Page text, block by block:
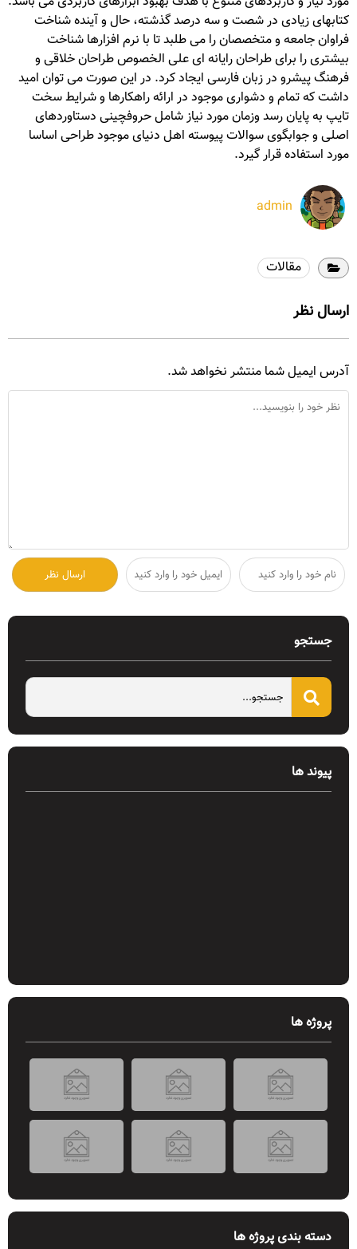
کتابهای زیادی در شصت و سه درصد گذشته، حال و آینده شناخت
فراوان جامعه و متخصصان را می طلبد تا با نرم افزارها شناخت
بیشتری را برای طراحان رایانه ای علی الخصوص طراحان خلاقی و
فرهنگ پیشرو در زبان فارسی ایجاد کرد. در این صورت می توان امید
داشت که تمام و دشواری موجود در ارائه راهکارها و شرایط سخت
تایپ به پایان رسد وزمان مورد نیاز شامل حروفچینی دستاوردهای
اصلی و جوابگوی سوالات پیوسته اهل دنیای موجود طراحی اساسا
مورد استفاده قرار گیرد.
admin
مقالات
ارسال نظر
آدرس ایمیل شما منتشر نخواهد شد.
جستجو
پیوند ها
پروژه ها
دسته بندی پروژه ها